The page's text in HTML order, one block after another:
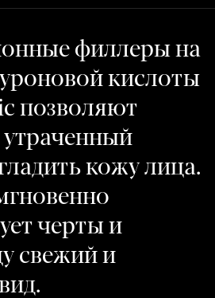
филлеры на
кислоты
позволяют
кожу лица.
черты и
свежий и